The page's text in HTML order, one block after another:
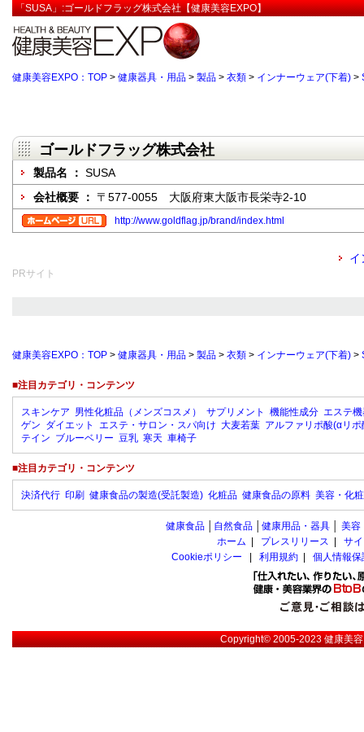
「SUSA」:ゴールドフラッグ株式会社【健康美容EXPO】
健康美容EXPO：TOP > 健康器具・用品 > 製品 > 衣類 > インナーウェア(下着) >
ゴールドフラッグ株式会社
製品名 ： SUSA
会社概要 ： 〒577-0055 大阪府東大阪市長栄寺2-10
http://www.goldflag.jp/brand/index.html
イ
PRサイト
健康美容EXPO：TOP > 健康器具・用品 > 製品 > 衣類 > インナーウェア(下着) >
■注目カテゴリ・コンテンツ
スキンケア 男性化粧品（メンズコスメ） サプリメント 機能性成分 エステ
ゲン ダイエット エステ・サロン・スパ向け 大麦若葉 アルファリポ酸(αリポ
テイン ブルーベリー 豆乳 寒天 車椅子
■注目カテゴリ・コンテンツ
決済代行 印刷 健康食品の製造(受託製造) 化粧品 健康食品の原料 美容・化
健康食品 自然食品 健康用品・器具 美容
ホーム
プレスリリース
サ
Cookieポリシー
利用規約 個人情報
Copyright© 2005-2023健康美